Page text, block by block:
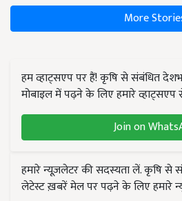
More
हम व्हाट्सएप पर हैं! कृषि से संबंधित
मोबाइल में पढ़ने के लिए हमारे व्हाट्सएप
Join on
हमारे न्यूज़लेटर की सदस्यता लें. कृषि से
लेटेस्ट ख़बरें मेल पर पढ़ने के लिए हमारे